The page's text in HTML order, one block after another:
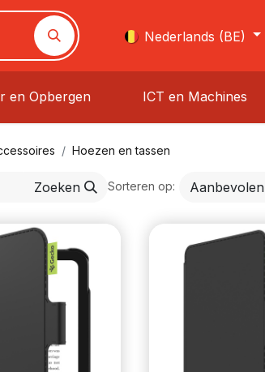
Nederlands (BE)
en Opbergen ICT en Machines
Hoezen en tassen
Zoeken Sorteren op: Aanbevolen